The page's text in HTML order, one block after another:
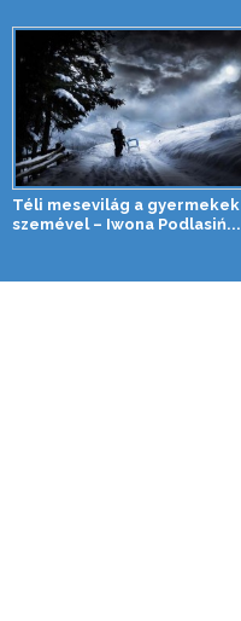
Téli mesevilág a gyermekek
szemével – Iwona Podlasiń...